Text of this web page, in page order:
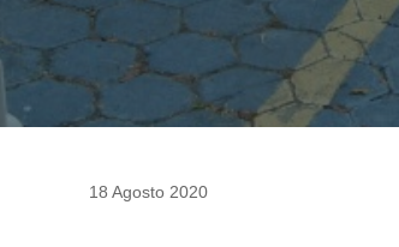
18 Agosto 2020